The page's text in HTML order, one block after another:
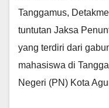
Tanggamus,
tuntutan Jaksa
yang terdiri dari
mahasiswa di
Negeri (PN) Kota